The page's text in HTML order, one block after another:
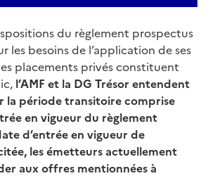
du règlement prospectus
les besoins de l’application de ses
placements privés constituent
l’AMF et la DG Trésor entendent
la période transitoire comprise
en vigueur du règlement
d’entrée en vigueur de
les émetteurs actuellement
aux offres mentionnées à